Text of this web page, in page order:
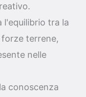
l'equilibrio tra la
forze terrene,
nelle
conoscenza